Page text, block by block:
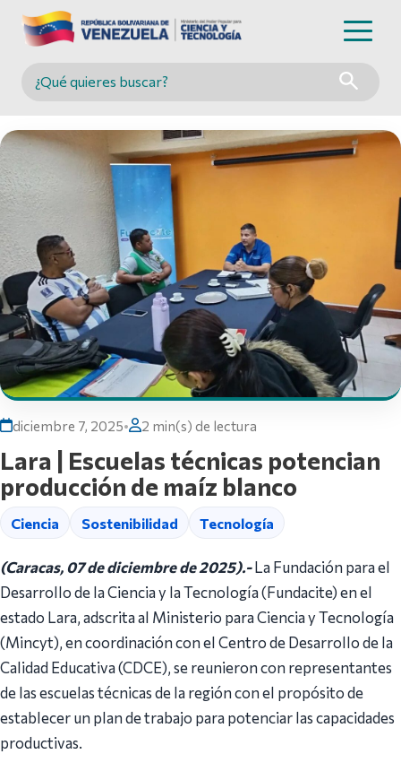
Buscar en MINCYT
diciembre 7, 2025• 2 min(s) de lectura
Lara | Escuelas técnicas potencian
producción de maíz blanco
Ciencia Sostenibilidad Tecnología
(Caracas, 07 de diciembre de 2025).-La Fundación para el
Desarrollo de la Ciencia y la Tecnología (Fundacite) en el
estado Lara, adscrita al Ministerio para Ciencia y Tecnología
(Mincyt), en coordinación con el Centro de Desarrollo de la
Calidad Educativa (CDCE), se reunieron con representantes
de las escuelas técnicas de la región con el propósito de
establecer un plan de trabajo para potenciar las capacidades
productivas.